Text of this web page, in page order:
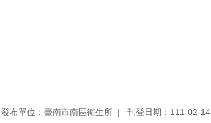
發布單位：臺南市南區衛生所 刊登日期：111-02-14